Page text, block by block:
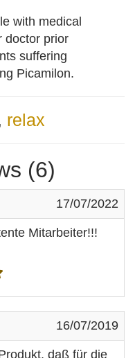
with medical
doctor prior
suffering
Picamilon.
relax
(6)
17/07/2022
Mitarbeiter!!!
16/07/2019
daß für die